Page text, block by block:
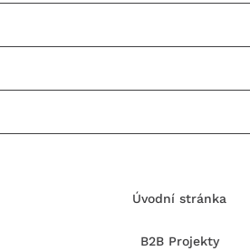
Úvodní stránka
B2B Projekty